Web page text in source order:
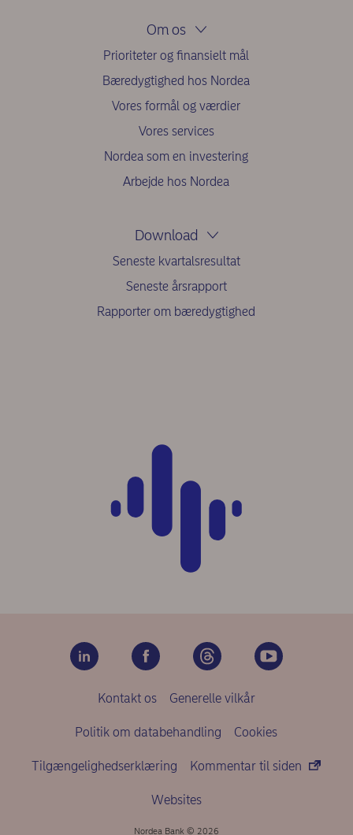
Om os
Prioriteter og finansielt mål
Bæredygtighed hos Nordea
Vores formål og værdier
Vores services
Nordea som en investering
Arbejde hos Nordea
Download
Seneste kvartalsresultat
Seneste årsrapport
Rapporter om bæredygtighed
Kontakt os Generelle vilkår
Politik om databehandling Cookies
Tilgængelighedserklæring Kommentar til siden
Websites
Nordea Bank © 2026